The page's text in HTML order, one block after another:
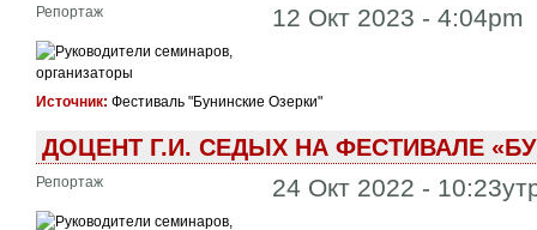
Репортаж 12 Окт 2023 - 4:04pm
Источник: Фестиваль "Бунинские Озерки"
ДОЦЕНТ Г.И. СЕДЫХ НА ФЕСТИВАЛЕ
Репортаж 24 Окт 2022 -